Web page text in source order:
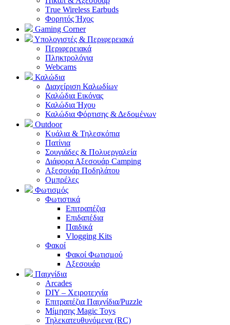
Τrue Wireless Earbuds
Φορητός Ήχος
Gaming Corner
Υπολογιστές & Περιφερειακά
Περιφερειακά
Πληκτρολόγια
Webcams
Καλώδια
Διαχείριση Καλωδίων
Καλώδια Εικόνας
Καλώδια Ήχου
Καλώδια Φόρτισης & Δεδομένων
Outdoor
Κυάλια & Τηλεσκόπια
Πατίνια
Σουγιάδες & Πολυεργαλεία
Διάφορα Αξεσουάρ Camping
Αξεσουάρ Ποδηλάτου
Ομπρέλες
Φωτισμός
Φωτιστικά
Επιτραπέζια
Επιδαπέδια
Παιδικά
Vlogging Kits
Φακοί
Φακοί Φωτισμού
Αξεσουάρ
Παιχνίδια
Arcades
DIY – Χειροτεχνία
Επιτραπέζια Παιχνίδια/Puzzle
Μίμησης Magic Toys
Τηλεκατευθυνόμενα (RC)